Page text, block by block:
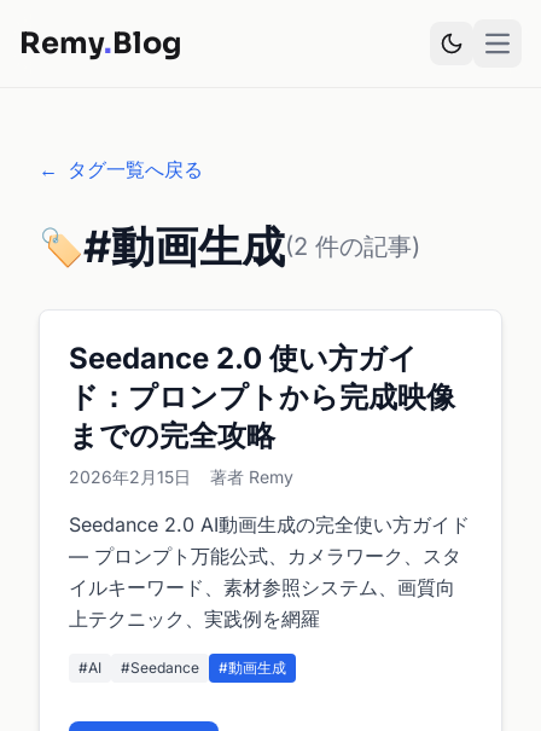
Remy.Blog
← タグ一覧へ戻る
🏷️#動画生成(2 件の記事)
Seedance 2.0 使い方ガイ
ド：プロンプトから完成映像
までの完全攻略
2026年2月15日 著者 Remy
Seedance 2.0 AI動画生成の完全使い方ガイド
— プロンプト万能公式、カメラワーク、スタ
イルキーワード、素材参照システム、画質向
上テクニック、実践例を網羅
#AI #Seedance #動画生成